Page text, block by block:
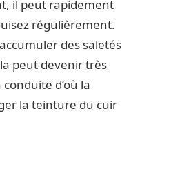
il peut rapidement
régulièrement.
des saletés
peut devenir très
d’où la
la teinture du cuir